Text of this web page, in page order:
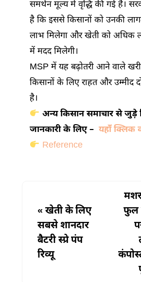
समर्थन मूल्य में वृद्धि की गई है।
है कि इससे किसानों को उनकी
लाभ मिलेगा और खेती को अधिक
में मदद मिलेगी।
MSP में यह बढ़ोतरी आने वाले
किसानों के लिए राहत और उम्मीद
है।
अन्य किसान समाचार से जुड़े
जानकारी के लिए – यहाँ क्लिक
Reference
«खेती के लिए
सबसे शानदार
बैटरी स्प्रे पंप
रिव्यू
फुल